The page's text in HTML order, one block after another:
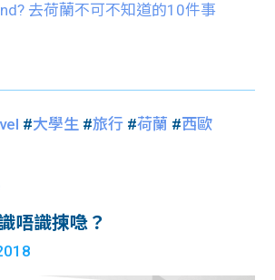
去荷蘭不可不知道的10件事
#大學生 #旅行 #荷蘭 #西歐
唔識揀喼？